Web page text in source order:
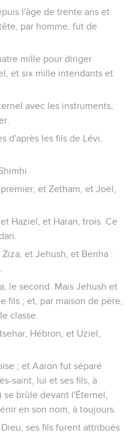
l'âge de trente ans et
par homme, fut de
mille pour diriger
et six mille intendants et
avec les instruments,
d'après les fils de Lévi,
et Zetham, et Joël,
Haziel, et Haran, trois. Ce
et Jehush, et Beriha :
le second. Mais Jehush et
fils ; et, par maison de père,
classe.
Hébron, et Uziel,
; et Aaron fut séparé
saint, lui et ses fils, à
brûle devant l'Éternel,
en son nom, à toujours.
ses fils furent attribués